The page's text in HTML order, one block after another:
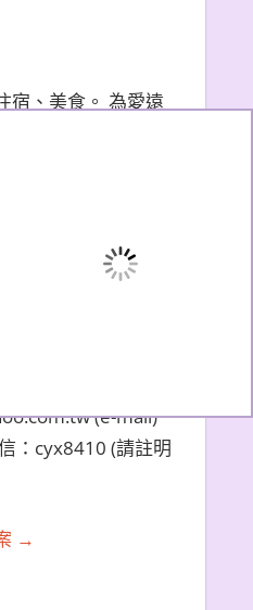
宿、美食。 為愛遠
天秤座女子。 文
易懂的描述，沒
熱門景點我也會
冷門小眾景點。
生活的小撇步，
。 希望大家能夠
遊景點和品嚐過
夠擁有美好的回
方式：
(e-mail)
：cyx8410 (請註明
→